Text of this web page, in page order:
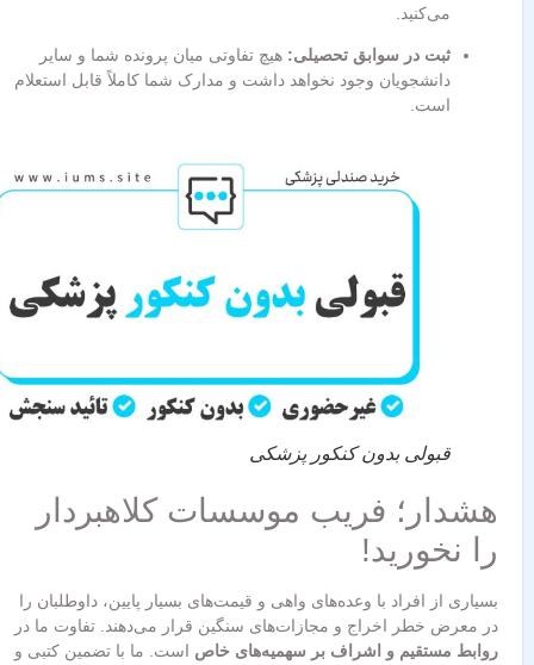
می‌کنید.
ثبت در سوابق تحصیلی:هیچ تفاوتی میان پرونده شما و سایر
دانشجویان وجود نخواهد داشت و مدارک شما کاملاً قابل استعلام
است.
قبولی بدون کنکور پزشکی
هشدار؛ فریب موسسات کلاهبردار
را نخورید!
بسیاری از افراد با وعده‌های واهی و قیمت‌های بسیار پایین، داوطلبان را
در معرض خطر اخراج و مجازات‌های سنگین قرار می‌دهند. تفاوت ما در
روابط مستقیم و اشراف بر سهمیه‌های خاص است. ما با تضمین کتبی و